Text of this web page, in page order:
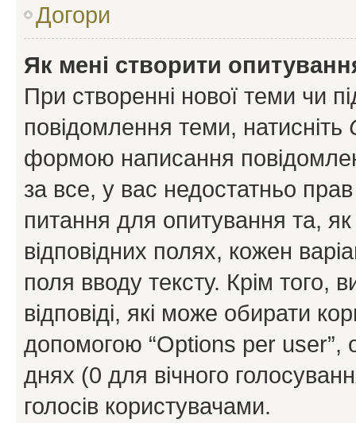
Догори
Як мені створити
При створенні нової теми чи
повідомлення теми, натисніть
формою написання
за все, у вас недостатньо
питання для опитування та, як
відповідних полях, кожен
поля вводу тексту. Крім того,
відповіді, які може обирати
допомогою “Options per user”,
днях (0 для вічного
голосів користувачами.